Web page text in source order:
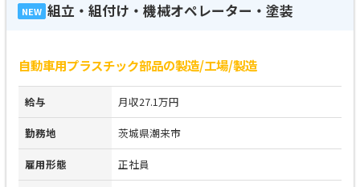
NEW 組立・組付け・機械オペレーター・塗装
自動車用プラスチック部品の製造/工場/製造
給与 月収27.1万円
勤務地 茨城県潮来市
雇用形態 正社員